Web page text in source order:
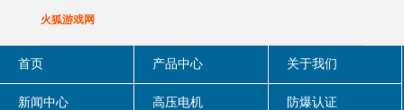
火狐游戏网
首页 产品中心 关于我们
新闻中心 高压电机 防爆认证